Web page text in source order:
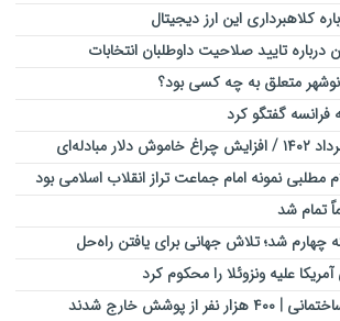
کلاهبرداری این ارز دیجیتال
تایید صلاحیت داوطلبان انتخابات
متعلق به چه کسی بود؟
گفتگو کرد
مطلبی نمونه امام جماعت تراز انقلاب اسلامی بود
تمام شد
چهارم شد؛ تلاش جهانی برای یافتن راه‌حل
علیه ونزوئلا را محکوم کرد
از پوشش خارج شدند